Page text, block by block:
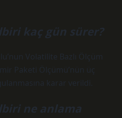
kaç gün sürer?
Volatilite Bazlı Ölçüm
Paketi Ölçümü’nün üç
karar verildi.
ne anlama